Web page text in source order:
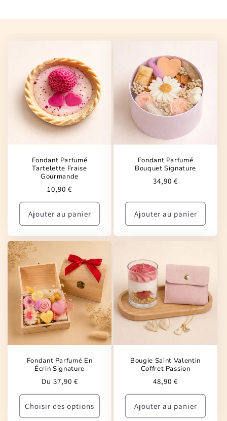
Fondant Parfumé
Tartelette Fraise
Gourmande
Prix
habituel
10,90 €
Ajouter au panier
Fondant Parfumé
Bouquet Signature
Prix
34,90 €
Ajouter au panier
Fondant Parfumé En
Écrin Signature
Prix
habituel
Du 37,90 €
Choisir des options
Bougie Saint Valentin
Coffret Passion
Prix
habituel
48,90 €
Ajouter au panier